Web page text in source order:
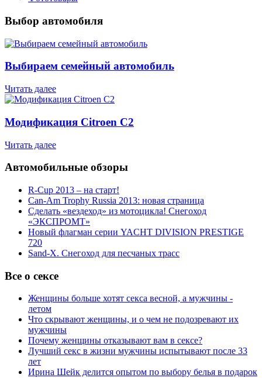
Выбор автомобиля
Выбираем семейный автомобиль
Читать далее
Модификация Citroen С2
Читать далее
Автомобильные обзоры
R-Cup 2013 – на старт!
Can-Am Trophy Russia 2013: новая страница
Сделать «вездеход» из мотоцикла! Снегоход
«ЭКСПРОМТ»
Новый флагман серии YACHT DIVISION PRESTIGE
720
Sand-X. Снегоход для песчаных трасс
Все о сексе
Женщины больше хотят секса весной, а мужчины -
летом
Что скрывают женщины, и о чем не подозревают их
мужчины
Почему женщины отказывают вам в сексе?
Лучший секс в жизни мужчины испытывают после 33
лет
Ирина Шейк делится опытом по выбору белья в подарок